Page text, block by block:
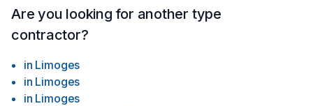
Are you looking for another type
contractor?
in Limoges
in Limoges
in Limoges